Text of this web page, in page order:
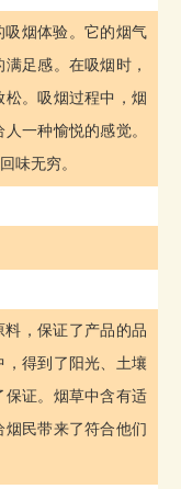
烟体验。它的烟气
足感。在吸烟时，
。吸烟过程中，烟
一种愉悦的感觉。
味无穷。
，保证了产品的品
，得到了阳光、土壤
保证。烟草中含有适
民带来了符合他们